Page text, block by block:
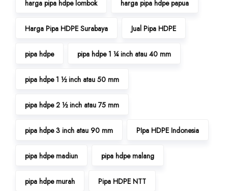
harga pipa hdpe lombok harga pipa hdpe papua
Harga Pipa HDPE Surabaya Jual Pipa HDPE
pipa hdpe pipa hdpe 1 ¼ inch atau 40 mm
pipa hdpe 1 ½ inch atau 50 mm
pipa hdpe 2 ½ inch atau 75 mm
pipa hdpe 3 inch atau 90 mm PIpa HDPE Indonesia
pipa hdpe madiun pipa hdpe malang
pipa hdpe murah Pipa HDPE NTT